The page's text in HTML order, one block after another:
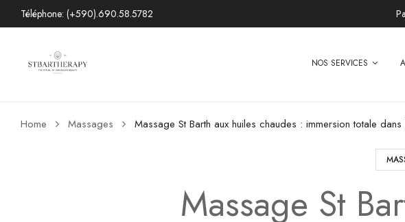
Téléphone: (+590).690.58.5782
NOS SERVICES
Home Massages Massage St Barth aux huiles chaudes : immersion totale
Massage St